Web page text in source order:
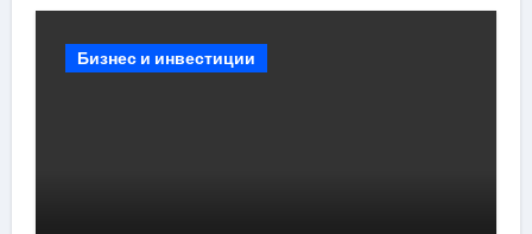
Бизнес и инвестиции